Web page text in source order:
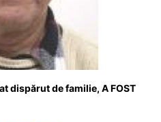
dispărut de familie, A FOST